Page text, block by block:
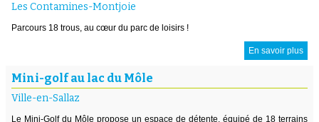
Les Contamines-Montjoie
Parcours 18 trous, au cœur du parc de loisirs !
En savoir plus
Mini-golf au lac du Môle
Ville-en-Sallaz
Le Mini-Golf du Môle propose un espace de détente, équipé de 18 terrains